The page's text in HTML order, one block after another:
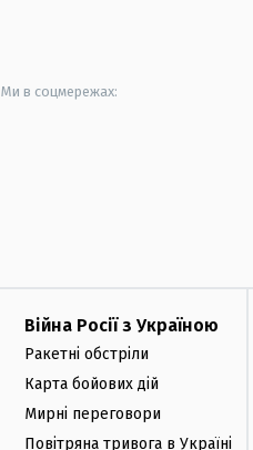
Ми в соцмережах:
Війна Росії з Україною
Ракетні обстріли
Карта бойових дій
Мирні переговори
Повітряна тривога в Україні